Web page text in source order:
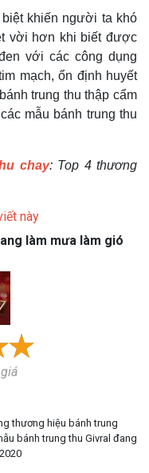
khiến người ta khó
vời hơn khi biết được
với các công dụng
mạch, ổn định huyết
trung thu thập cẩm
mẫu bánh trung thu
chay: Top 4 thương
này
làm mưa làm gió
thương hiệu bánh trung
bánh trung thu Givral đang